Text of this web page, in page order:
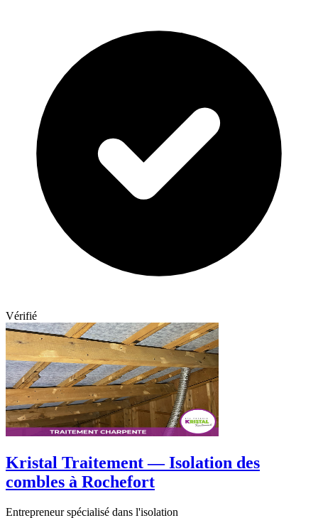
Vérifié
Kristal Traitement — Isolation des
combles à Rochefort
Entrepreneur spécialisé dans l'isolation